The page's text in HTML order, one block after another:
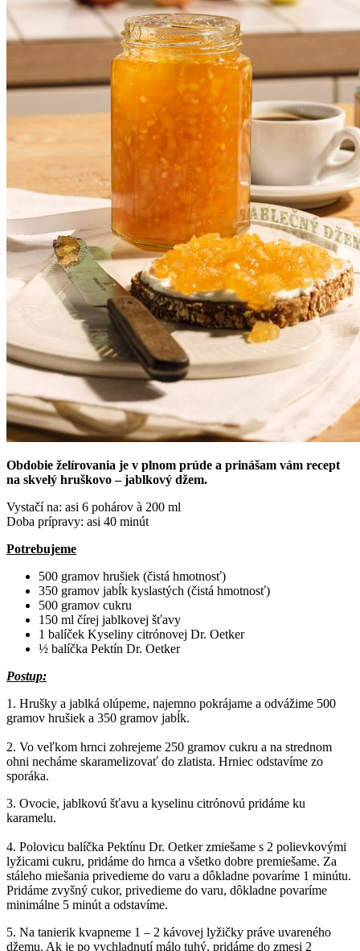
Obdobie želírovania je v plnom prúde a prinášam vám recept
na skvelý hruškovo – jablkový džem.
Vystačí na: asi 6 pohárov à 200 ml
Doba prípravy: asi 40 minút
Potrebujeme
500 gramov hrušiek (čistá hmotnosť)
350 gramov jabĺk kyslastých (čistá hmotnosť)
500 gramov cukru
150 ml čírej jablkovej šťavy
1 balíček Kyseliny citrónovej Dr. Oetker
½ balíčka Pektín Dr. Oetker
Postup:
1. Hrušky a jablká olúpeme, najemno pokrájame a odvážime 500
gramov hrušiek a 350 gramov jabĺk.
2. Vo veľkom hrnci zohrejeme 250 gramov cukru a na strednom
ohni necháme skaramelizovať do zlatista. Hrniec odstavíme zo
sporáka.
3. Ovocie, jablkovú šťavu a kyselinu citrónovú pridáme ku
karamelu.
4. Polovicu balíčka Pektínu Dr. Oetker zmiešame s 2 polievkovými
lyžicami cukru, pridáme do hrnca a všetko dobre premiešame. Za
stáleho miešania privedieme do varu a dôkladne povaríme 1 minútu.
Pridáme zvyšný cukor, privedieme do varu, dôkladne povaríme
minimálne 5 minút a odstavíme.
5. Na tanierik kvapneme 1 – 2 kávovej lyžičky práve uvareného
džemu. Ak je po vychladnutí málo tuhý, pridáme do zmesi 2